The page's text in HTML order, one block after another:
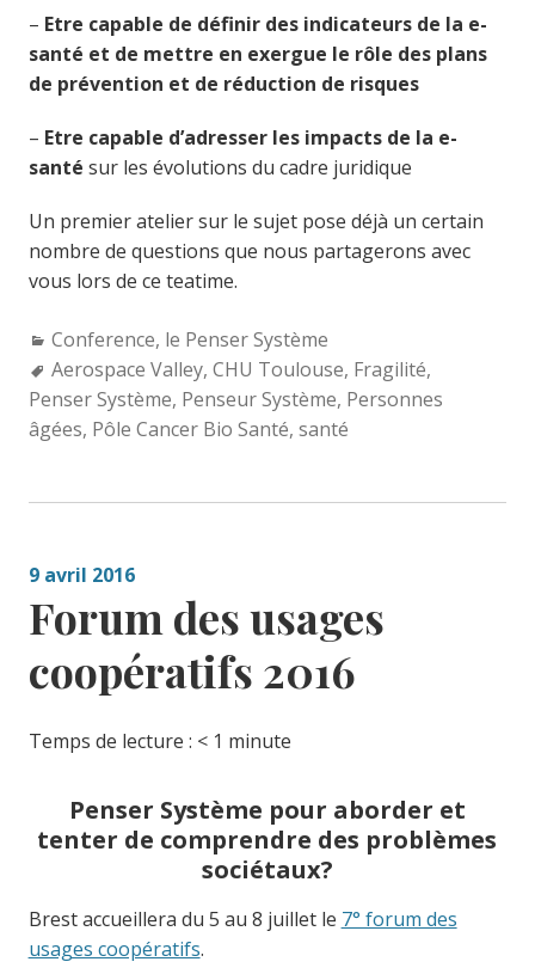
– Etre capable de définir des indicateurs de la e-
santé et de mettre en exergue le rôle des plans
de prévention et de réduction de risques
– Etre capable d’adresser les impacts de la e-
santé sur les évolutions du cadre juridique
Un premier atelier sur le sujet pose déjà un certain
nombre de questions que nous partagerons avec
vous lors de ce teatime.
Categories:
Conference, le Penser Système
Tags:
Aerospace Valley, CHU Toulouse, Fragilité,
Penser Système, Penseur Système, Personnes
âgées, Pôle Cancer Bio Santé, santé
9 avril 2016
Forum des usages
coopératifs 2016
Temps de lecture : < 1 minute
Penser Système pour aborder et
tenter de comprendre des problèmes
sociétaux?
Brest accueillera du 5 au 8 juillet le 7° forum des
usages coopératifs.